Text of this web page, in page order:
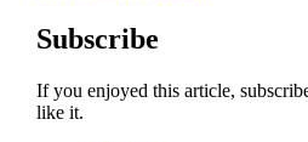
Subscribe
If you enjoyed this article,
like it.